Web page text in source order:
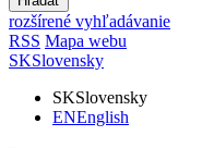
rozšírené vyhľadávanie
RSS Mapa webu
SKSlovensky
SKSlovensky
ENEnglish